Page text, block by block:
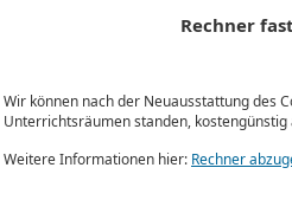
Rechner
Wir können nach der Neuausstattung des
Unterrichtsräumen standen,
Weitere Informationen hier: Rechner